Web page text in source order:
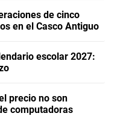
de cinco
en el Casco Antiguo
escolar 2027:
precio no son
computadoras